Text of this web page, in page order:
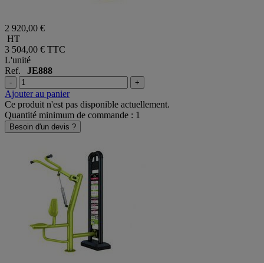
2 920,00 €
HT
3 504,00 € TTC
L'unité
Ref. JE888
- +
Ajouter au panier
Ce produit n'est pas disponible actuellement.
Quantité minimum de commande : 1
Besoin d'un devis ?